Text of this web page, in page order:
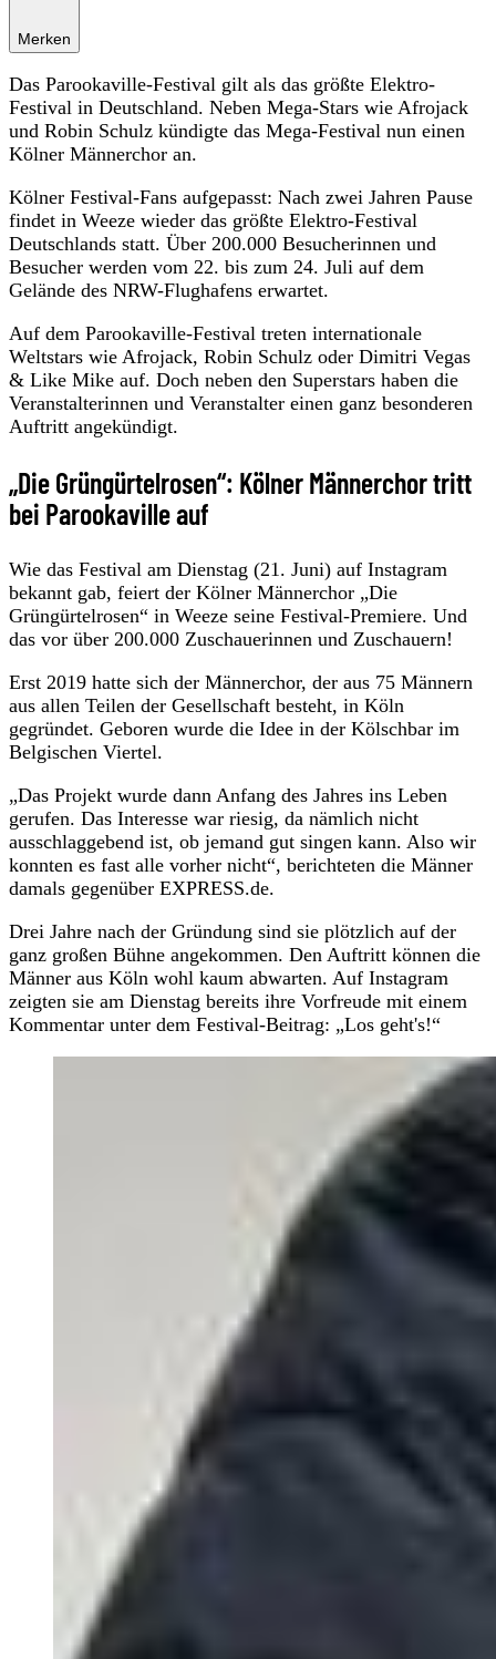
Merken
Das Parookaville-Festival gilt als das größte Elektro-
Festival in Deutschland. Neben Mega-Stars wie Afrojack
und Robin Schulz kündigte das Mega-Festival nun einen
Kölner Männerchor an.
Kölner Festival-Fans aufgepasst: Nach zwei Jahren Pause
findet in Weeze wieder das größte Elektro-Festival
Deutschlands statt. Über 200.000 Besucherinnen und
Besucher werden vom 22. bis zum 24. Juli auf dem
Gelände des NRW-Flughafens erwartet.
Auf dem Parookaville-Festival treten internationale
Weltstars wie Afrojack, Robin Schulz oder Dimitri Vegas
& Like Mike auf. Doch neben den Superstars haben die
Veranstalterinnen und Veranstalter einen ganz besonderen
Auftritt angekündigt.
„Die Grüngürtelrosen“: Kölner Männerchor tritt
bei Parookaville auf
Wie das Festival am Dienstag (21. Juni) auf Instagram
bekannt gab, feiert der Kölner Männerchor „Die
Grüngürtelrosen“ in Weeze seine Festival-Premiere. Und
das vor über 200.000 Zuschauerinnen und Zuschauern!
Erst 2019 hatte sich der Männerchor, der aus 75 Männern
aus allen Teilen der Gesellschaft besteht, in Köln
gegründet. Geboren wurde die Idee in der Kölschbar im
Belgischen Viertel.
„Das Projekt wurde dann Anfang des Jahres ins Leben
gerufen. Das Interesse war riesig, da nämlich nicht
ausschlaggebend ist, ob jemand gut singen kann. Also wir
konnten es fast alle vorher nicht“, berichteten die Männer
damals gegenüber EXPRESS.de.
Drei Jahre nach der Gründung sind sie plötzlich auf der
ganz großen Bühne angekommen. Den Auftritt können die
Männer aus Köln wohl kaum abwarten. Auf Instagram
zeigten sie am Dienstag bereits ihre Vorfreude mit einem
Kommentar unter dem Festival-Beitrag: „Los geht's!“